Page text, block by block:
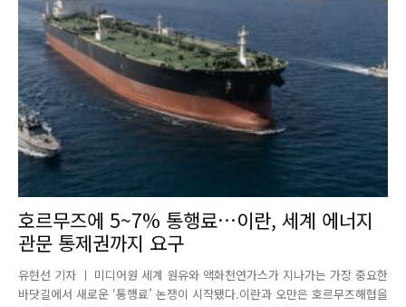
호르무즈에 5~7% 통행료…이란, 세계 에너지
관문 통제권까지 요구
유현선 기자 ㅣ 미디어원 세계 원유와 액화천연가스가 지나가는 가장 중요한
바닷길에서 새로운 ‘통행료’ 논쟁이 시작됐다.이란과 오만은 호르무즈해협을